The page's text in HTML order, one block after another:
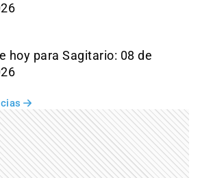
hoy para Sagitario: 08 de